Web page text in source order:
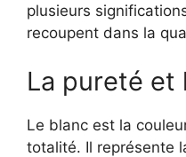
plusieurs
recoupent dans la
La pureté et
Le blanc est la
totalité. Il représente